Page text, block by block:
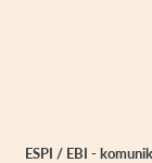
ESPI / EBI -